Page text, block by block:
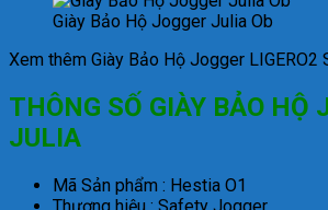
Giày Bảo Hộ Jogger Julia Ob
Xem thêm Giày Bảo Hộ Jogger LIGERO2
THÔNG SỐ GIÀY BẢO HỘ
JULIA
Mã Sản phẩm : Hestia O1
Thương hiệu : Safety Jogger